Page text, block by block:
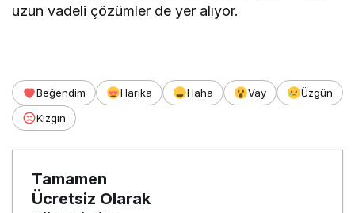
uzun vadeli çözümler de yer alıyor.
Beğendim Harika Haha Vay
Üzgün
Kızgın
Tamamen
Ücretsiz Olarak